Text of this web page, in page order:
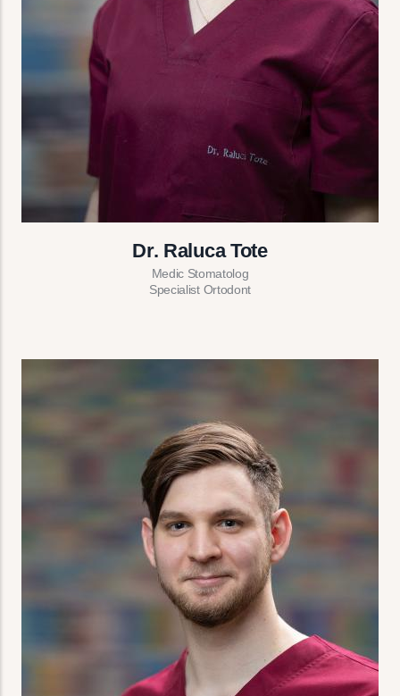
Dr. Raluca Tote
Medic Stomatolog
Specialist Ortodont